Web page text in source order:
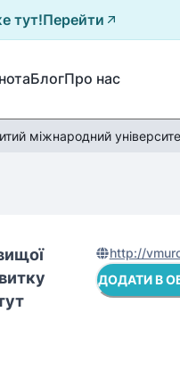
тут!Перейти
БлогПро нас
міжнародний
http://
ДОДАТИ В